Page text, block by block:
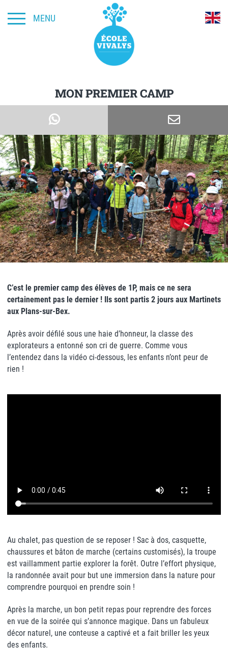
MENU
MON PREMIER CAMP
C’est le premier camp des élèves de 1P, mais ce ne sera
certainement pas le dernier ! Ils sont partis 2 jours aux Martinets
aux Plans-sur-Bex.
Après avoir défilé sous une haie d’honneur, la classe des
explorateurs a entonné son cri de guerre. Comme vous
l’entendez dans la vidéo ci-dessous, les enfants n’ont peur de
rien !
Au chalet, pas question de se reposer ! Sac à dos, casquette,
chaussures et bâton de marche (certains customisés), la troupe
est vaillamment partie explorer la forêt. Outre l’effort physique,
la randonnée avait pour but une immersion dans la nature pour
comprendre pourquoi en prendre soin !
Après la marche, un bon petit repas pour reprendre des forces
en vue de la soirée qui s’annonce magique. Dans un fabuleux
décor naturel, une conteuse a captivé et a fait briller les yeux
des enfants.